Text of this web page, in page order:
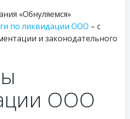
«Обнуляемся»
по ликвидации ООО – с
и законодательного
ООО